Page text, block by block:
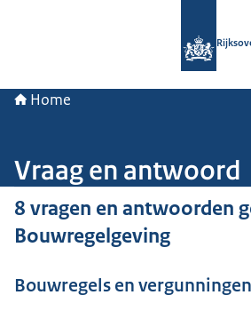
Home
Vraag en antwoord
8 vragen en antwoorden
Bouwregelgeving
Bouwregels en vergunningen